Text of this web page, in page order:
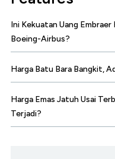
Ini Kekuatan Uang
Boeing-Airbus?
Harga Batu Bara Bangkit,
Harga Emas Jatuh Usai
Terjadi?